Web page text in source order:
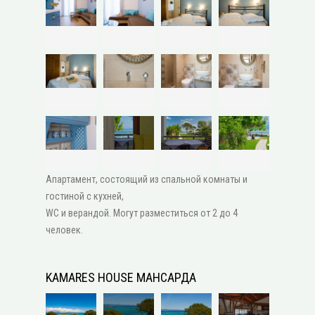
Апартамент, состоящий из спальной комнаты и
гостиной с кухней,
WC и верандой. Могут разместиться от 2 до 4
человек.
KAMARES HOUSE МАНСАРДА